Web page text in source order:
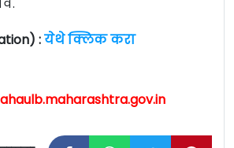
: येथे क्लिक करा